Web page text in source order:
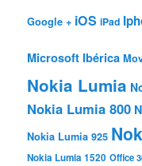
Google + iOS iPad
Microsoft Ibérica
Nokia Lumia
Nokia Lumia 800
Nokia Lumia 925
Nokia Lumia 1520 Office